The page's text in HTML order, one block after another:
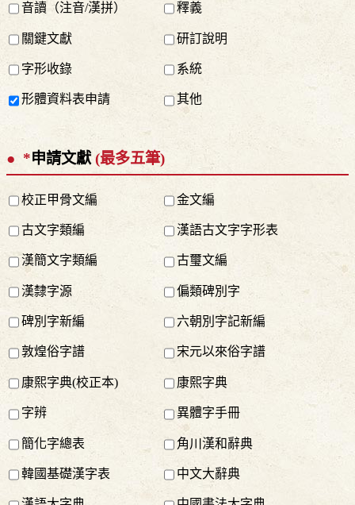
音讀（注音/漢拼） 釋義
關鍵文獻 研訂說明
字形收錄 系統
形體資料表申請 其他
*申請文獻 (最多五筆)
校正甲骨文編 金文編
古文字類編 漢語古文字字形表
漢簡文字類編 古璽文編
漢隸字源 偏類碑別字
碑別字新編 六朝別字記新編
敦煌俗字譜 宋元以來俗字譜
康熙字典(校正本) 康熙字典
字辨 異體字手冊
簡化字總表 角川漢和辭典
韓國基礎漢字表 中文大辭典